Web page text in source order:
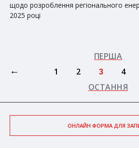
щодо розроблення регіонального
2025 році
ПЕРША
← 1 2 3 4
ОСТАННЯ
ОНЛАЙН ФОРМА ДЛЯ